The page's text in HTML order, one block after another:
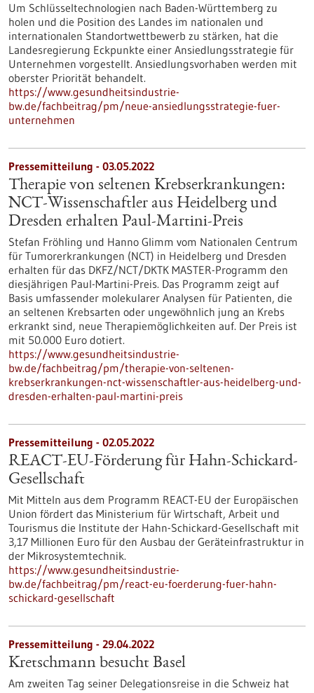
Um Schlüsseltechnologien nach Baden-Württemberg zu
holen und die Position des Landes im nationalen und
internationalen Standortwettbewerb zu stärken, hat die
Landesregierung Eckpunkte einer Ansiedlungsstrategie für
Unternehmen vorgestellt. Ansiedlungsvorhaben werden mit
oberster Priorität behandelt.
https://www.gesundheitsindustrie-
bw.de/fachbeitrag/pm/neue-ansiedlungsstrategie-fuer-
unternehmen
Pressemitteilung - 03.05.2022
Therapie von seltenen Krebserkrankungen:
NCT-Wissenschaftler aus Heidelberg und
Dresden erhalten Paul-Martini-Preis
Stefan Fröhling und Hanno Glimm vom Nationalen Centrum
für Tumorerkrankungen (NCT) in Heidelberg und Dresden
erhalten für das DKFZ/NCT/DKTK MASTER-Programm den
diesjährigen Paul-Martini-Preis. Das Programm zeigt auf
Basis umfassender molekularer Analysen für Patienten, die
an seltenen Krebsarten oder ungewöhnlich jung an Krebs
erkrankt sind, neue Therapiemöglichkeiten auf. Der Preis ist
mit 50.000 Euro dotiert.
https://www.gesundheitsindustrie-
bw.de/fachbeitrag/pm/therapie-von-seltenen-
krebserkrankungen-nct-wissenschaftler-aus-heidelberg-und-
dresden-erhalten-paul-martini-preis
Pressemitteilung - 02.05.2022
REACT-EU-Förderung für Hahn-Schickard-
Gesellschaft
Mit Mitteln aus dem Programm REACT-EU der Europäischen
Union fördert das Ministerium für Wirtschaft, Arbeit und
Tourismus die Institute der Hahn-Schickard-Gesellschaft mit
3,17 Millionen Euro für den Ausbau der Geräteinfrastruktur in
der Mikrosystemtechnik.
https://www.gesundheitsindustrie-
bw.de/fachbeitrag/pm/react-eu-foerderung-fuer-hahn-
schickard-gesellschaft
Pressemitteilung - 29.04.2022
Kretschmann besucht Basel
Am zweiten Tag seiner Delegationsreise in die Schweiz hat